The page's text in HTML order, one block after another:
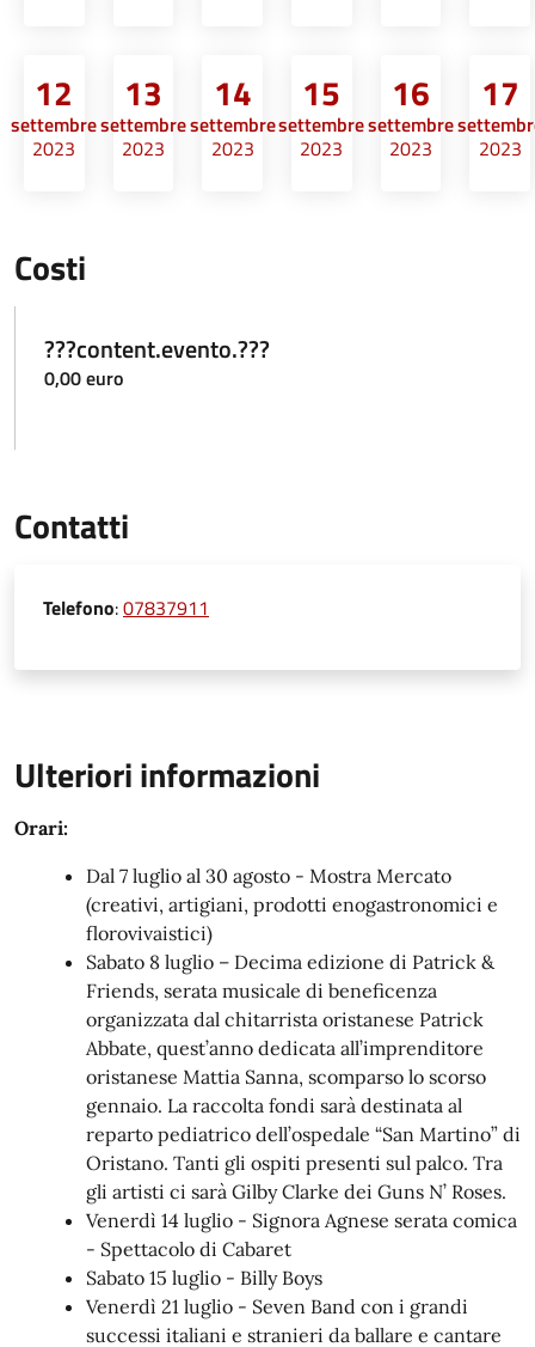
12
settembre
2023
13
settembre
2023
14
settembre
2023
15
settembre
2023
16
settembre
2023
17
2023
Costi
???content.evento.???
0,00 euro
Contatti
Telefono:07837911
Ulteriori informazioni
Orari:
Dal 7 luglio al 30 agosto - Mostra Mercato
(creativi, artigiani, prodotti enogastronomici e
florovivaistici)
Sabato 8 luglio – Decima edizione di Patrick &
Friends, serata musicale di beneficenza
organizzata dal chitarrista oristanese Patrick
Abbate, quest’anno dedicata all’imprenditore
oristanese Mattia Sanna, scomparso lo scorso
gennaio. La raccolta fondi sarà destinata al
reparto pediatrico dell’ospedale “San Martino” di
Oristano. Tanti gli ospiti presenti sul palco. Tra
gli artisti ci sarà Gilby Clarke dei Guns N’ Roses.
Venerdì 14 luglio - Signora Agnese serata comica
- Spettacolo di Cabaret
Sabato 15 luglio - Billy Boys
Venerdì 21 luglio - Seven Band con i grandi
successi italiani e stranieri da ballare e cantare